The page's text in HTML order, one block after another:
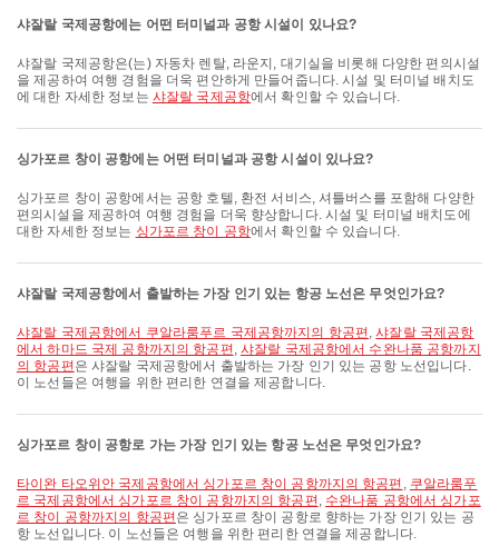
샤잘랄 국제공항에는 어떤 터미널과 공항 시설이 있나요?
샤잘랄 국제공항은(는) 자동차 렌탈, 라운지, 대기실을 비롯해 다양한 편의시설
을 제공하여 여행 경험을 더욱 편안하게 만들어줍니다. 시설 및 터미널 배치도
에 대한 자세한 정보는 샤잘랄 국제공항에서 확인할 수 있습니다.
싱가포르 창이 공항에는 어떤 터미널과 공항 시설이 있나요?
싱가포르 창이 공항에서는 공항 호텔, 환전 서비스, 셔틀버스를 포함해 다양한
편의시설을 제공하여 여행 경험을 더욱 향상합니다. 시설 및 터미널 배치도에
대한 자세한 정보는 싱가포르 창이 공항에서 확인할 수 있습니다.
샤잘랄 국제공항에서 출발하는 가장 인기 있는 항공 노선은 무엇인가요?
샤잘랄 국제공항에서 쿠알라룸푸르 국제공항까지의 항공편 ,샤잘랄 국제공항
에서 하마드 국제 공항까지의 항공편 , 샤잘랄 국제공항에서 수완나품 공항까지
의 항공편 은 샤잘랄 국제공항에서 출발하는 가장 인기 있는 공항 노선입니다.
이 노선들은 여행을 위한 편리한 연결을 제공합니다.
싱가포르 창이 공항로 가는 가장 인기 있는 항공 노선은 무엇인가요?
타이완 타오위안 국제공항에서 싱가포르 창이 공항까지의 항공편 , 쿠알라룸푸
르 국제공항에서 싱가포르 창이 공항까지의 항공편 , 수완나품 공항에서 싱가포
르 창이 공항까지의 항공편 은 싱가포르 창이 공항로 향하는 가장 인기 있는 공
항 노선입니다. 이 노선들은 여행을 위한 편리한 연결을 제공합니다.